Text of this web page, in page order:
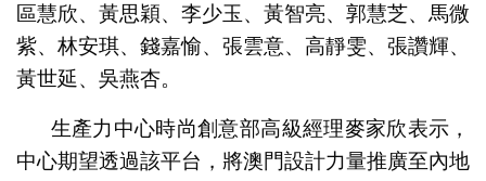
區慧欣、黃思穎、李少玉、黃智亮、郭慧芝、馬微
紫、林安琪、錢嘉愉、張雲意、高靜雯、張讚輝、
黃世延、吳燕杏。
生產力中心時尚創意部高級經理麥家欣表示，
中心期望透過該平台，將澳門設計力量推廣至內地